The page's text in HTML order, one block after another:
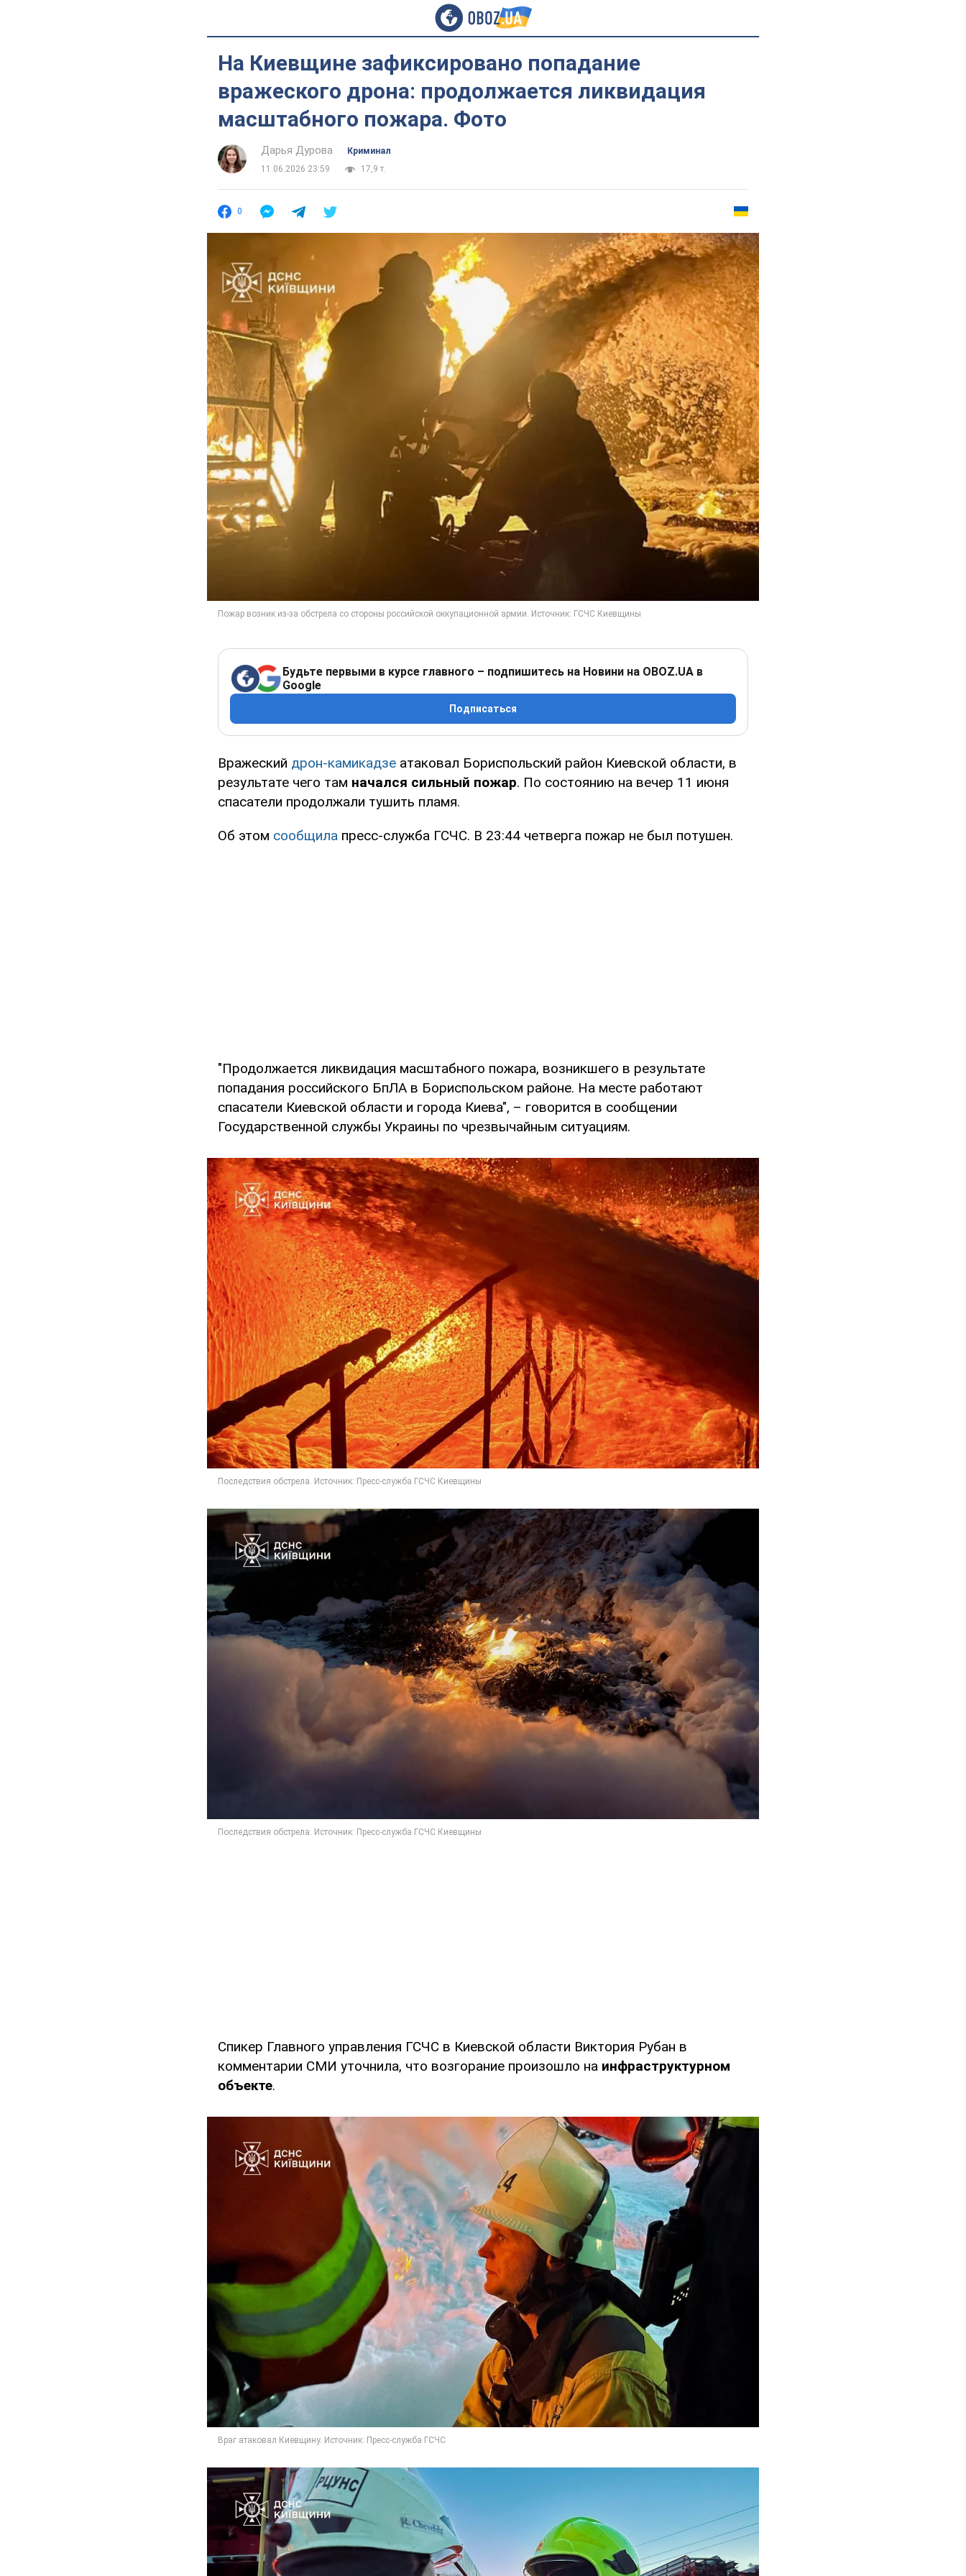
На Киевщине зафиксировано попадание
вражеского дрона: продолжается ликвидация
масштабного пожара. Фото
Дарья Дурова
Криминал
11.06.2026 23:59
17,9 т.
0
Будьте первыми в курсе главного – подпишитесь на Новини на OBOZ.UA в
Google
Подписаться
Вражеский дрон-камикадзе атаковал Бориспольский район Киевской области, в
результате чего там начался сильный пожар. По состоянию на вечер 11 июня
спасатели продолжали тушить пламя.
Об этом сообщила пресс-служба ГСЧС. В 23:44 четверга пожар не был потушен.
"Продолжается ликвидация масштабного пожара, возникшего в результате
попадания российского БпЛА в Бориспольском районе. На месте работают
спасатели Киевской области и города Киева", – говорится в сообщении
Государственной службы Украины по чрезвычайным ситуациям.
Спикер Главного управления ГСЧС в Киевской области Виктория Рубан в
комментарии СМИ уточнила, что возгорание произошло на инфраструктурном
объекте.